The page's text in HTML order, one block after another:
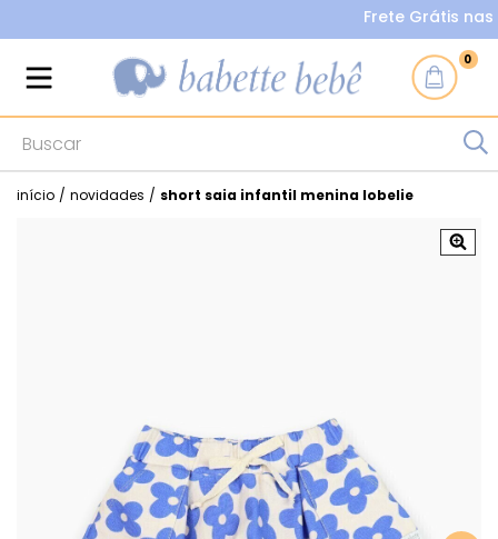
Frete Grátis nas
0
início / novidades / short saia infantil menina lobelie